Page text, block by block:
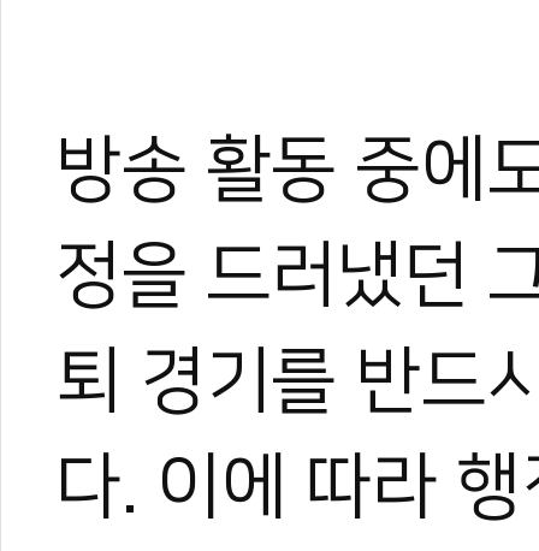
방송 활동 중에
정을 드러냈던
퇴 경기를 반드
다. 이에 따라